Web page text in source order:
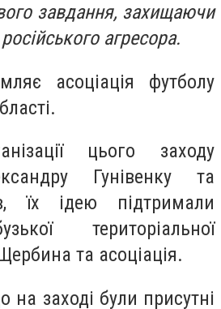
завдання, захищаючи
агресора.
асоціація футболу
цього заходу
Гунівенку та
їх ідею підтримали
територіальної
та асоціація.
на заході були присутні